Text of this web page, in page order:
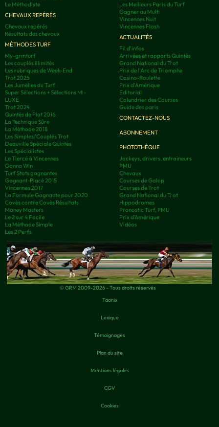
Le Méthodiste
CHEVAUX REPÉRÉS
Chevaux repérés
Résultats des chevaux
MÉTHODES TURF
My-grmturf
Les couplés illimités
Les rubriques de Week-End
Trot 2025
Les Jumelles du Turf
Super Sélections + Sélections MI-
LUXE
Trot 2024
Quintés de Plat 2016
La Technique Sûre
La Méthode 2018
Les Simples/Couplés Trot
Deauville Spéciale Quintés
Les Spécialistes
Le Tiercé à Vincennes
Gonna Win
Turf Stats gagnantes
Gagnant-Placé 2015
Vincennes 2017
La Formule Gagnante pour 2020
Covès contre Covès Résultats
Money Masters
Le 2 sur 4 Facile
La Méthode Simple
Les 2 Perfs
Les Meilleurs Paris du Turf
Gagner au Multi
Vincennes Nuit
Vincennes Flash
ACTUALITÉS
Fil d'infos
Arrivées et rapports Quintés
Grand National du Trot
Prix de l'Arc de Triomphe
Casino-Roulette
Prix d'Amérique
Editorial
Calendrier des Courses
Guide des paris
CONTACTEZ-NOUS
ABONNEMENT
PHOTOTHÈQUE
Jockeys, drivers, entraineurs
PMU
Chevaux
Courses de Galop
Courses de Trot
Grand National du Trot
Hippodromes
Pronostic Turf, PMU
Prix d’Amérique
Vidéos
© GRM 2009-2026 - Tous droits réservés
Taonix
Lexique
Témoignages
Plan du site
Mentions légales
CGV
Cookies